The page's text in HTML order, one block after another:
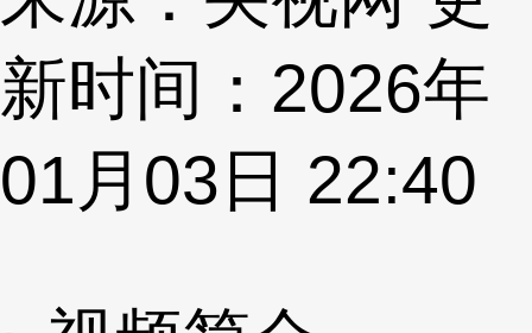
新时间：2026年
01月03日 22:40